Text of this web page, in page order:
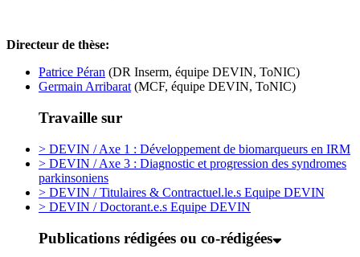
Directeur de thèse:
Patrice Péran (DR Inserm, équipe DEVIN, ToNIC)
Germain Arribarat(MCF, équipe DEVIN, ToNIC)
Travaille sur
> DEVIN / Axe 1 : Développement de biomarqueurs en IRM
> DEVIN / Axe 3 : Diagnostic et progression des syndromes
parkinsoniens
> DEVIN / Titulaires & Contractuel.le.s Equipe DEVIN
> DEVIN / Doctorant.e.s Equipe DEVIN
Publications rédigées ou co-rédigées